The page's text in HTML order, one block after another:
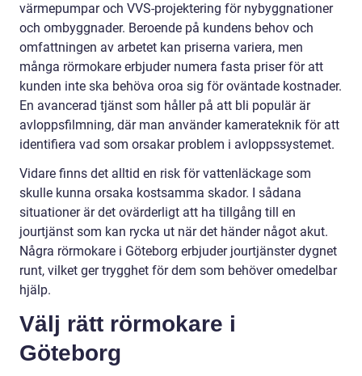
värmepumpar och VVS-projektering för nybyggnationer
och ombyggnader. Beroende på kundens behov och
omfattningen av arbetet kan priserna variera, men
många rörmokare erbjuder numera fasta priser för att
kunden inte ska behöva oroa sig för oväntade kostnader.
En avancerad tjänst som håller på att bli populär är
avloppsfilmning, där man använder kamerateknik för att
identifiera vad som orsakar problem i avloppssystemet.
Vidare finns det alltid en risk för vattenläckage som
skulle kunna orsaka kostsamma skador. I sådana
situationer är det ovärderligt att ha tillgång till en
jourtjänst som kan rycka ut när det händer något akut.
Några rörmokare i Göteborg erbjuder jourtjänster dygnet
runt, vilket ger trygghet för dem som behöver omedelbar
hjälp.
Välj rätt rörmokare i
Göteborg